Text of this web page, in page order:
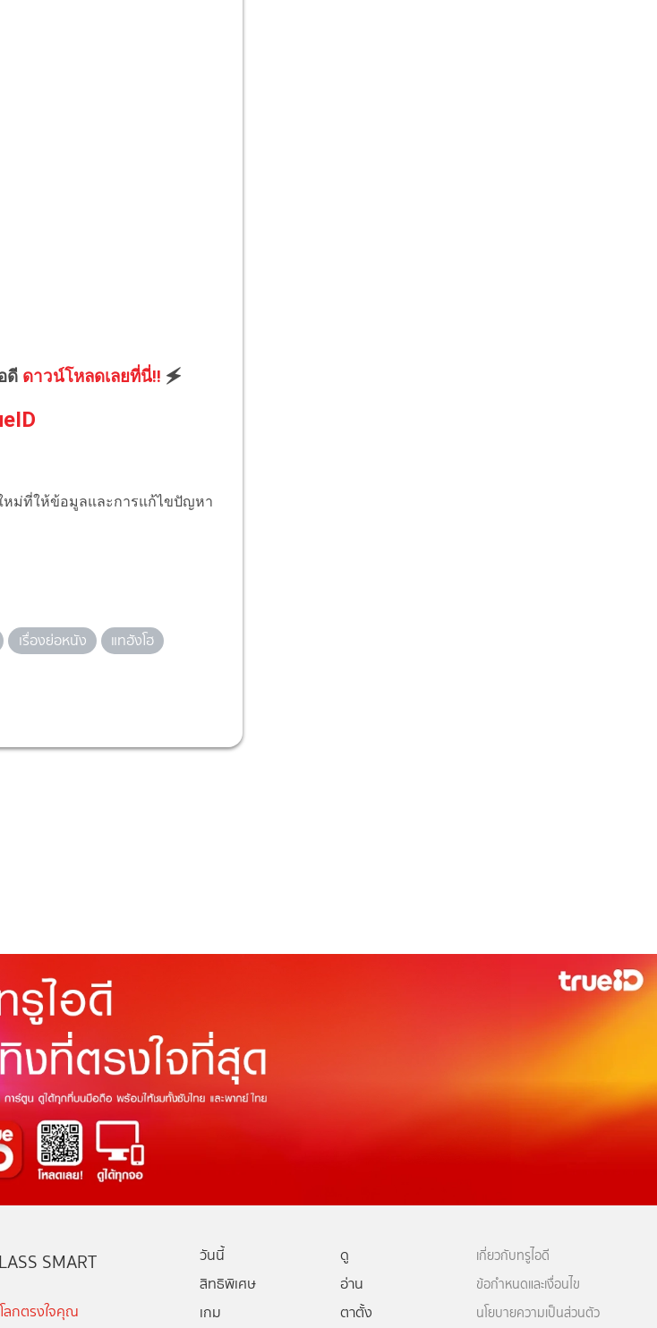
ดี ดาวน์โหลดเลยที่นี่!! 🗲
หม่ที่ให้ข้อมูลและการแก้ไขปัญหา
เรื่องย่อหนัง
แทฮังโฮ
SMART
ลกตรงใจคุณ
วันนี้
ดู
สิทธิพิเศษ
อ่าน
เกม
ตาตั้ง
เกี่ยวกับทรูไอดี
ข้อกำหนดและเงื่อนไข
นโยบายความเป็นส่วนตัว